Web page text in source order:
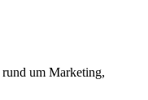
um Marketing,